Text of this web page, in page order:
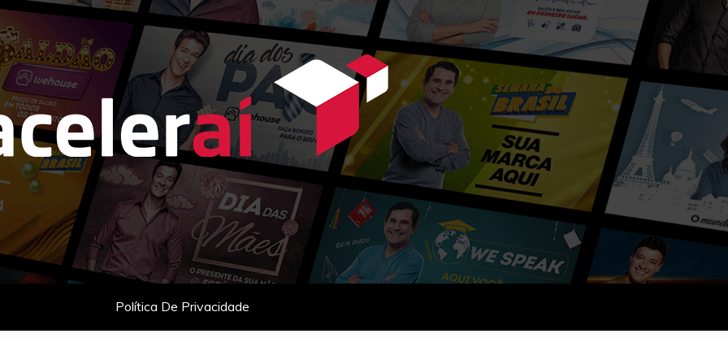
com celebridades e planejamento comercial para empresas que querem vender mais.
Política De Privacidade